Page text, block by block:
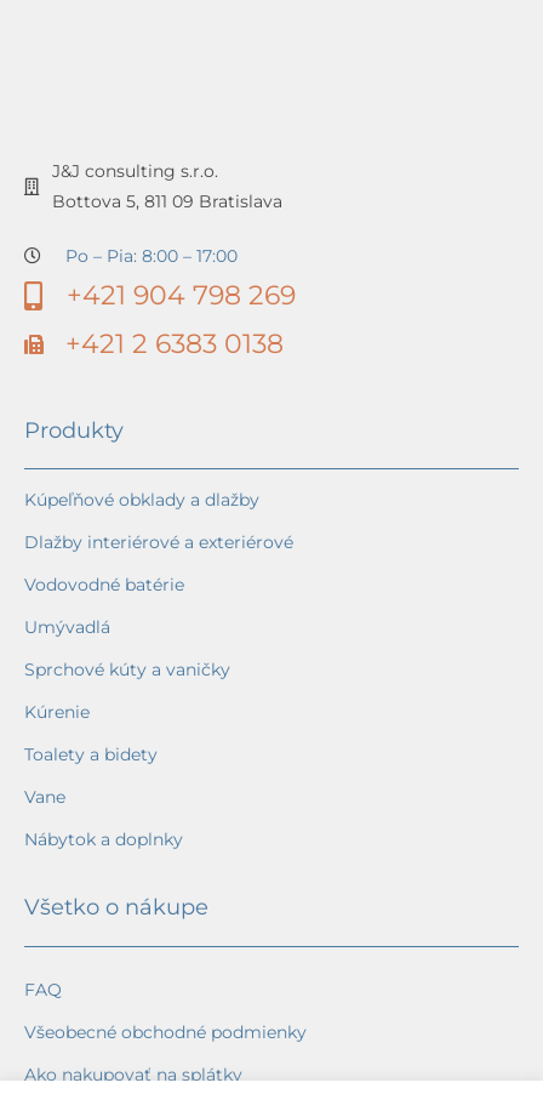
J&J consulting s.r.o.
Bottova 5, 811 09 Bratislava
Po – Pia: 8:00 – 17:00
+421 904 798 269
+421 2 6383 0138
Produkty
Kúpeľňové obklady a dlažby
Dlažby interiérové a exteriérové
Vodovodné batérie
Umývadlá
Sprchové kúty a vaničky
Kúrenie
Toalety a bidety
Vane
Nábytok a doplnky
Všetko o nákupe
FAQ
Všeobecné obchodné podmienky
Ako nakupovať na splátky